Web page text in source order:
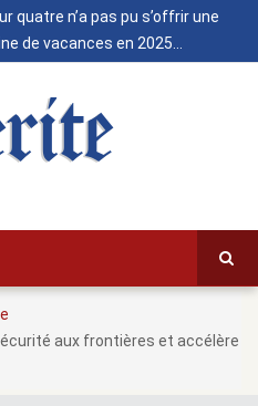
quatre n’a pas pu s’offrir une
de vacances en 2025
aux frontières et accélère